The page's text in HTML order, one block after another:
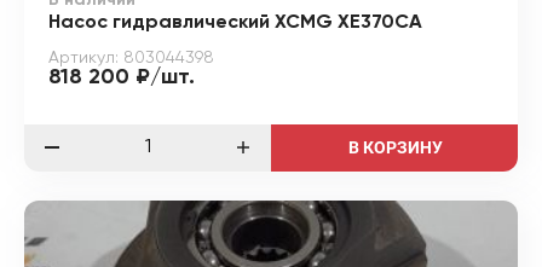
Насос гидравлический XCMG XE370CA
Артикул: 803044398
818 200 ₽/шт.
В КОРЗИНУ